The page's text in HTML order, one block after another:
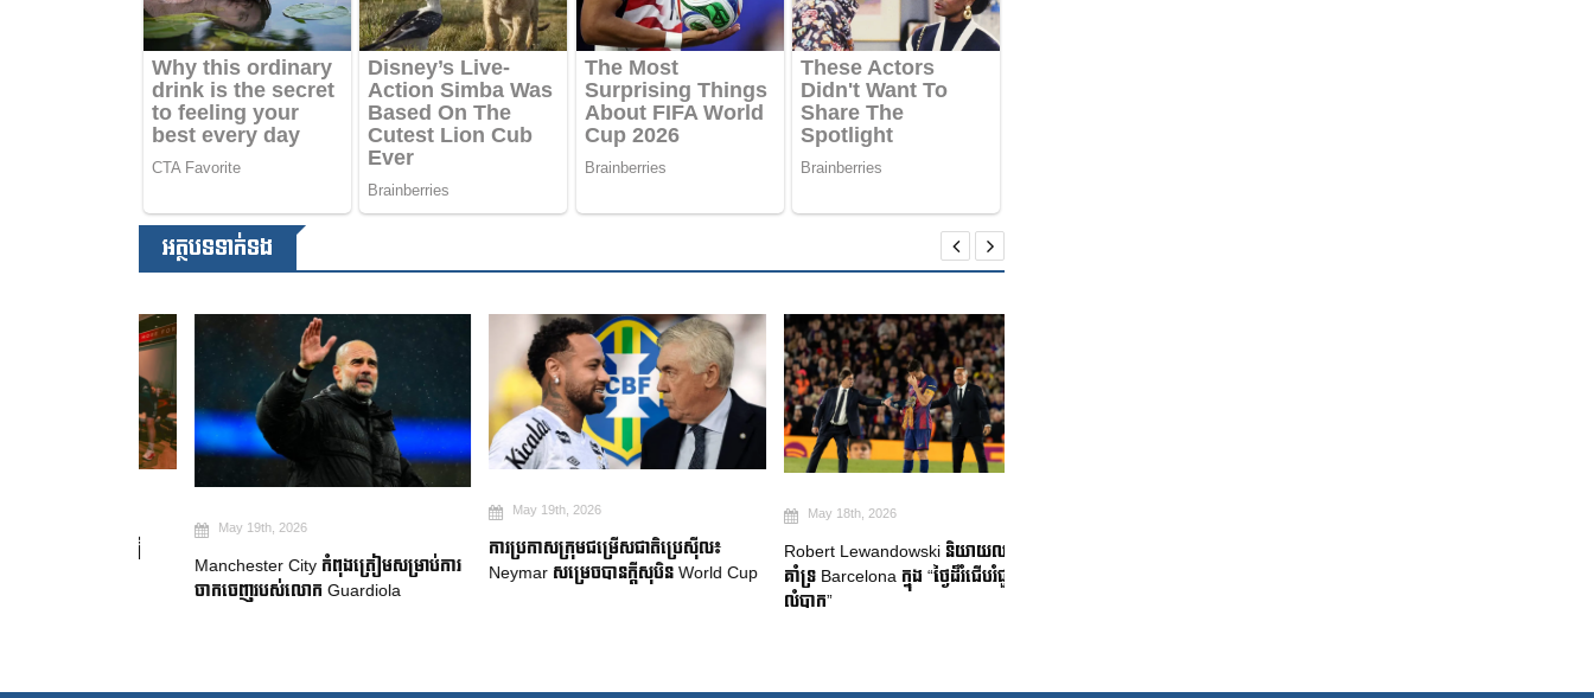
អត្ថបទទាក់ទង
May 19th, 2026
Manchester City កំពុងត្រៀមសម្រាប់ការ
ចាកចេញរបស់លោក Guardiola
May 19th, 2026
ការប្រកាសក្រុមជម្រើសជាតិប្រេស៊ីល៖
Neymar សម្រេចបានក្តីសុបិន World Cup
May 18th, 2026
Robert Lewandowski និយាយលាអ្នក
គាំទ្រ Barcelona ក្នុង “ថ្ងៃដ៏រំជើបរំជួល និង